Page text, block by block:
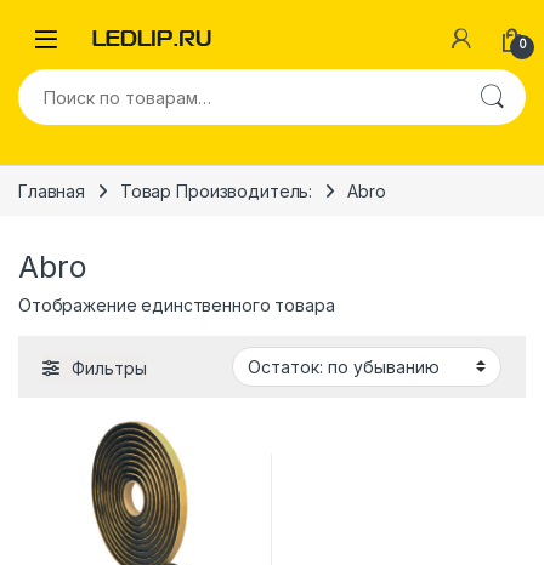
0
Искать:
Главная Товар Производитель: Abro
Abro
Отображение единственного товара
Фильтры